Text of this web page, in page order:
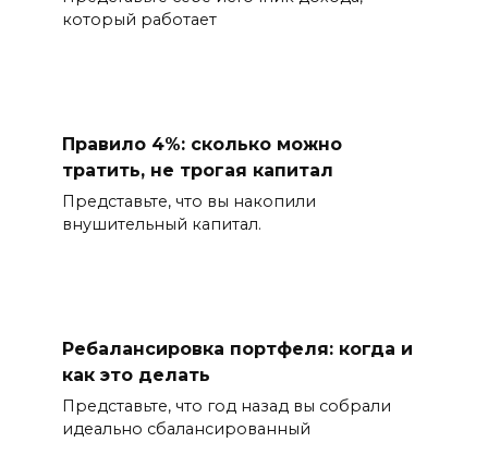
который работает
Правило 4%: сколько можно
тратить, не трогая капитал
Представьте, что вы накопили
внушительный капитал.
Ребалансировка портфеля: когда и
как это делать
Представьте, что год назад вы собрали
идеально сбалансированный